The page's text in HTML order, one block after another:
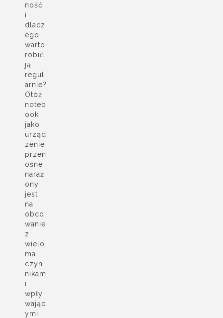
ność
i
dlacz
ego
warto
robić
ją
regul
arnie?
Otóż
noteb
ook
jako
urząd
zenie
przen
ośne
naraż
ony
jest
na
obco
wanie
z
wielo
ma
czyn
nikam
i
wpły
wając
ymi